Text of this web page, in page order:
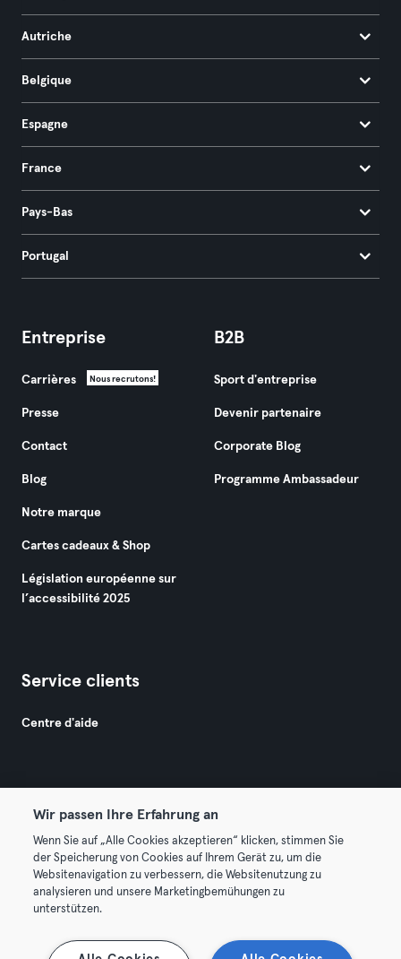
Autriche
Belgique
Espagne
France
Pays-Bas
Portugal
Entreprise
Carrières Nous recrutons!
Presse
Contact
Blog
Notre marque
Cartes cadeaux & Shop
Législation européenne sur
l’accessibilité 2025
B2B
Sport d'entreprise
Devenir partenaire
Corporate Blog
Programme Ambassadeur
Service clients
Centre d'aide
© 2026 Urban Sports Group GmbH. All rights reserved.
Conditions générales Politique de confidentialité
Mentions légales
Se rétracter ici
Wir passen Ihre Erfahrung an
Wenn Sie auf „Alle Cookies akzeptieren“ klicken, stimmen Sie
der Speicherung von Cookies auf Ihrem Gerät zu, um die
Websitenavigation zu verbessern, die Websitenutzung zu
analysieren und unsere Marketingbemühungen zu
unterstützen.